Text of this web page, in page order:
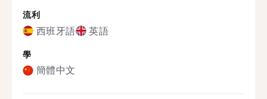
流利
西班牙語 英語
學
簡體中文